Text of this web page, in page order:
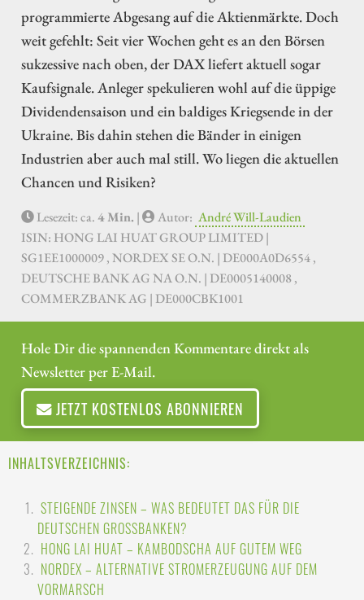
programmierte Abgesang auf die Aktienmärkte. Doch
weit gefehlt: Seit vier Wochen geht es an den Börsen
sukzessive nach oben, der DAX liefert aktuell sogar
Kaufsignale. Anleger spekulieren wohl auf die üppige
Dividendensaison und ein baldiges Kriegsende in der
Ukraine. Bis dahin stehen die Bänder in einigen
Industrien aber auch mal still. Wo liegen die aktuellen
Chancen und Risiken?
Lesezeit: ca.4 Min. | Autor: André Will-Laudien
ISIN: HONG LAI HUAT GROUP LIMITED |
SG1EE1000009 , NORDEX SE O.N. | DE000A0D6554 ,
DEUTSCHE BANK AG NA O.N. | DE0005140008 ,
COMMERZBANK AG | DE000CBK1001
Hole Dir die spannenden Kommentare direkt als
Newsletter per E-Mail.
JETZT KOSTENLOS ABONNIEREN
INHALTSVERZEICHNIS:
STEIGENDE ZINSEN – WAS BEDEUTET DAS FÜR DIE
DEUTSCHEN GROSSBANKEN?
HONG LAI HUAT – KAMBODSCHA AUF GUTEM WEG
NORDEX – ALTERNATIVE STROMERZEUGUNG AUF DEM
VORMARSCH